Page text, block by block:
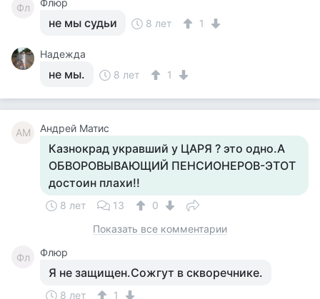
Фл Флюр
не мы судьи 8 лет 1
Надежда
не мы. 8 лет 1
АМ Андрей Матис
Казнокрад укравший у ЦАРЯ ? это одно.А
ОБВОРОВЫВАЮЩИЙ ПЕНСИОНЕРОВ-ЭТОТ
достоин плахи!!
8 лет 13
0
Показать все комментарии
Фл Флюр
Я не защищен.Сожгут в скворечнике.
8 лет 1